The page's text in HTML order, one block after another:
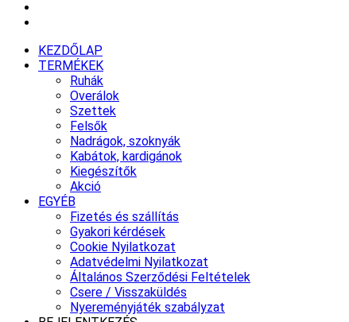
KEZDŐLAP
TERMÉKEK
Ruhák
Overálok
Szettek
Felsők
Nadrágok, szoknyák
Kabátok, kardigánok
Kiegészítők
Akció
EGYÉB
Fizetés és szállítás
Gyakori kérdések
Cookie Nyilatkozat
Adatvédelmi Nyilatkozat
Általános Szerződési Feltételek
Csere / Visszaküldés
Nyereményjáték szabályzat